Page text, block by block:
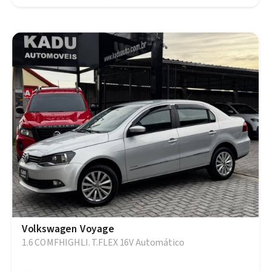
Volkswagen Voyage
1.6 COMFHIGHLI. T.FLEX 16V Automático